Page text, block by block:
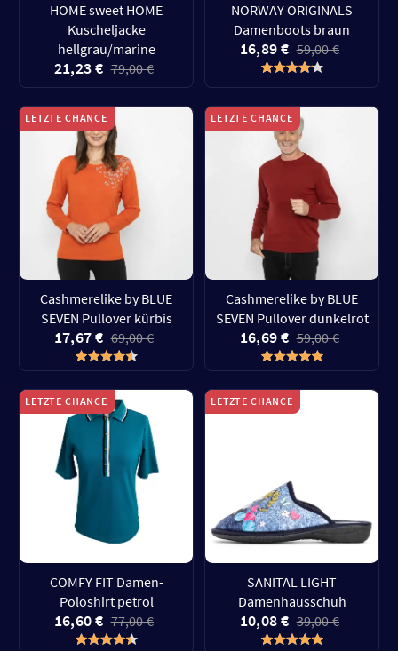
HOME sweet HOME
Kuscheljacke
hellgrau/marine
21,23 € 79,00 €
NORWAY ORIGINALS
Damenboots braun
16,89 € 59,00 €
LETZTE CHANCE
Cashmerelike by BLUE
SEVEN Pullover kürbis
17,67 € 69,00 €
LETZTE CHANCE
Cashmerelike by BLUE
SEVEN Pullover dunkelrot
16,69 € 59,00 €
LETZTE CHANCE
COMFY FIT Damen-
Poloshirt petrol
16,60 € 77,00 €
LETZTE CHANCE
SANITAL LIGHT
Damenhausschuh
10,08 € 39,00 €